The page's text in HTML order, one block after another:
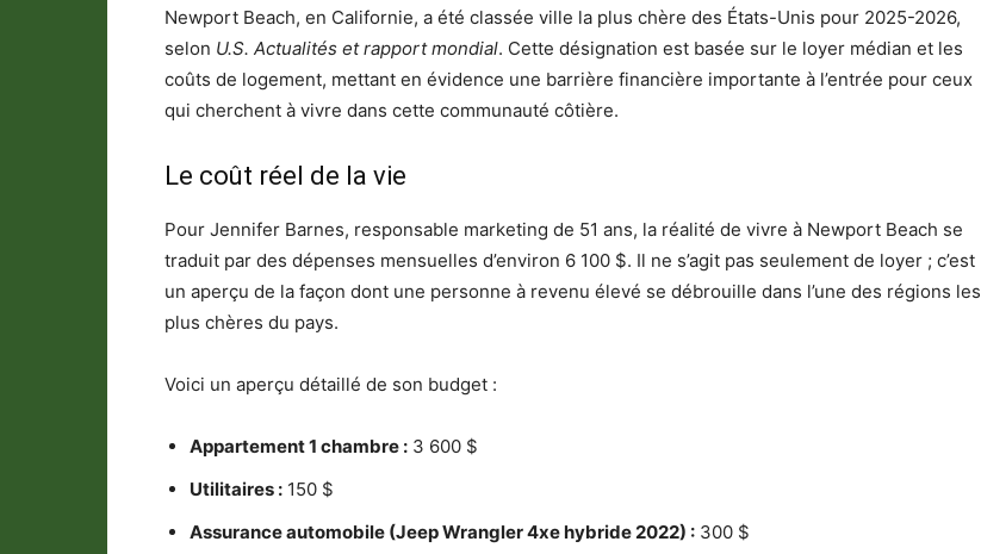
Newport Beach, en Californie, a été classée ville la plus chère des États-Unis pour 2025-2026,
selon U.S. Actualités et rapport mondial. Cette désignation est basée sur le loyer médian et les
coûts de logement, mettant en évidence une barrière financière importante à l’entrée pour ceux
qui cherchent à vivre dans cette communauté côtière.
Le coût réel de la vie
Pour Jennifer Barnes, responsable marketing de 51 ans, la réalité de vivre à Newport Beach se
traduit par des dépenses mensuelles d’environ 6 100 $. Il ne s’agit pas seulement de loyer ; c’est
un aperçu de la façon dont une personne à revenu élevé se débrouille dans l’une des régions les
plus chères du pays.
Voici un aperçu détaillé de son budget :
Appartement 1 chambre : 3 600 $
Utilitaires : 150 $
Assurance automobile (Jeep Wrangler 4xe hybride 2022) : 300 $